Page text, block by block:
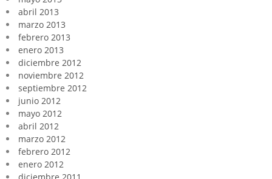
abril 2013
marzo 2013
febrero 2013
enero 2013
diciembre 2012
noviembre 2012
septiembre 2012
junio 2012
mayo 2012
abril 2012
marzo 2012
febrero 2012
enero 2012